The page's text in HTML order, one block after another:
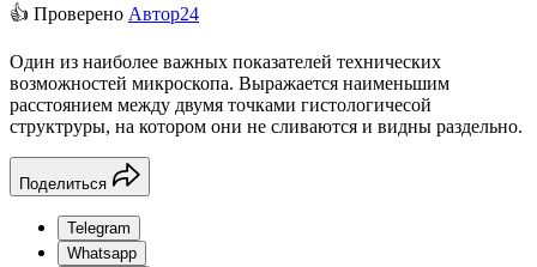
👍 Проверено Автор24
Один из наиболее важных показателей технических
возможностей микроскопа. Выражается наименьшим
расстоянием между двумя точками гистологичесой
структруры, на котором они не сливаются и видны раздельно.
Поделиться
Telegram
Whatsapp